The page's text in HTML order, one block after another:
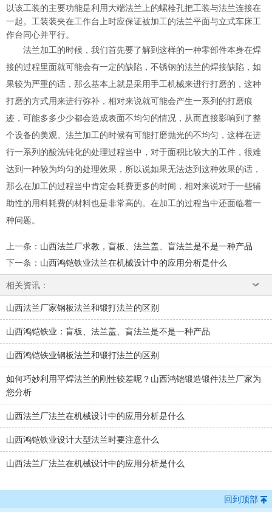
以该工装的主要功能是利用大端法兰上的螺栓孔把工装与法兰连接在
一起。工装装夹在工作台上时应保证被加工的法兰平面与立式车床工
作台同心并平行。
法兰加工的时候，我们首先要了解到这样的一种零部件本身在焊
接的过程里面就可能会有一定的缺陷，不锈钢的法兰的焊接缺陷，如
果较为严重的话，那么基本上就是采用手工机械来进行打磨的，这种
打磨的方式用来进行弥补，相对来说就可能会产生一系列的打磨痕
迹，可能多多少少都会造成表面不均匀的情况，从而直接影响到了整
个设备的美观。法兰加工的时候有可能打磨抛光的不均匀，这样在进
行一系列的酸洗钝化的处理过程当中，对于面积比较大的工件，很难
达到一种较为均匀的处理效果，所以说如果无法达到这种效果的话，
那么在加工的过程当中肯定会耗费更多的时间，相对来说对于一些辅
助性的用料耗费的材料也是非常高的。在加工的过程当中还面临着一
种问题。
上一条 ： 山西法兰厂求教，盲板、法兰盖、盲法兰是不是一种产品
下一条 ： 山西鸿铠铁业法兰在机械设计中的应用分析是什么
相关资讯：
山西法兰厂家钢板法兰和锻打法兰的区别
山西鸿铠铁业：盲板、法兰盖、盲法兰是不是一种产品
山西鸿铠铁业钢板法兰和锻打法兰的区别
如何巧妙利用平焊法兰的刚性较差呢？山西鸿铠锻造锻件法兰厂家为
您分析
山西法兰厂法兰在机械设计中的应用分析是什么
山西鸿铠铁业设计大型法兰时要注意什么
山西法兰厂法兰在机械设计中的应用分析是什么
回到顶部